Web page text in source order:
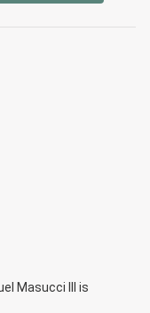
Masucci III is